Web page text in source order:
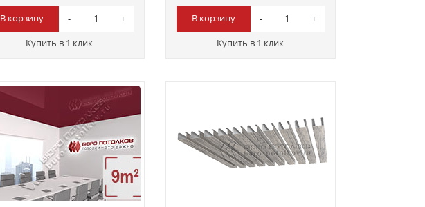
В корзину
Купить в 1 клик
В корзину
Купить в 1 клик